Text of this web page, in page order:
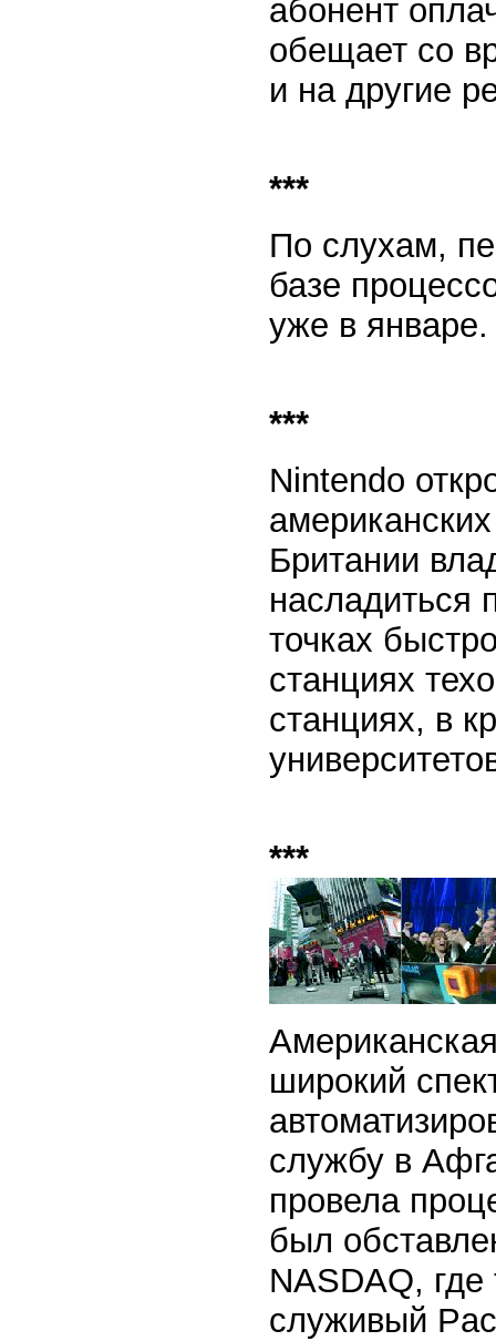
абонент
обещает со
и на другие
***
По слухам,
базе
уже в
***
Nintendo
Британии
насладиться
точках
станциях
станциях, в
***
широкий
службу в
провела
был
NASDAQ,
служивый